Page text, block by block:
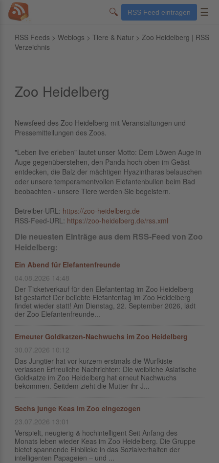
🔍 RSS Feed eintragen ☰
RSS Feeds > Weblogs > Tiere & Natur > Zoo Heidelberg | RSS
Verzeichnis
Zoo Heidelberg
Newsfeed des Zoo Heidelberg mit Veranstaltungen und
Pressemitteilungen des Zoos.
"Leben live erleben" lautet unser Motto: Dem Löwen Auge in
Auge gegenüberstehen, den Panda hoch oben im Geäst
entdecken, die Balz der mächtigen Hyazintharas belauschen
oder unsere temperamentvollen Elefantenbullen beim Bad
beobachten - unsere Tiere werden Sie begeistern.
Betreiber-URL: https://zoo-heidelberg.de
RSS-Feed-URL: https://zoo-heidelberg.de/rss.xml
Die neuesten Einträge aus dem RSS-Feed von Zoo
Heidelberg:
Ein Abend für Elefantenfreunde
04.08.2026 14:48
Der Ticketverkauf für den Elefantentag im Zoo Heidelberg
ist gestartet Der beliebte Elefantentag im Zoo Heidelberg
findet wieder statt! Am Dienstag, 22. September 2026, lädt
der Zoo Elefantenfreunde...
Erneuter Goldkatzen-Nachwuchs im Zoo Heidelberg
30.07.2026 10:12
Das Jungtier hat vor kurzem erstmals die Wurfkiste
verlassen Erfreuliche Nachrichten: Die weibliche Asiatische
Goldkatze im Zoo Heidelberg hat erneut Nachwuchs
bekommen. Seitdem zieht die Mutter ihr J...
Sechs junge Keas im Zoo eingezogen
23.07.2026 13:01
Verspielt, neugierig & hochintelligent Seit Anfang des
Monats leben wieder Keas im Zoo Heidelberg. Die Gruppe
bietet spannende Einblicke in das Sozialverhalten der
intelligenten Papageien – und ...